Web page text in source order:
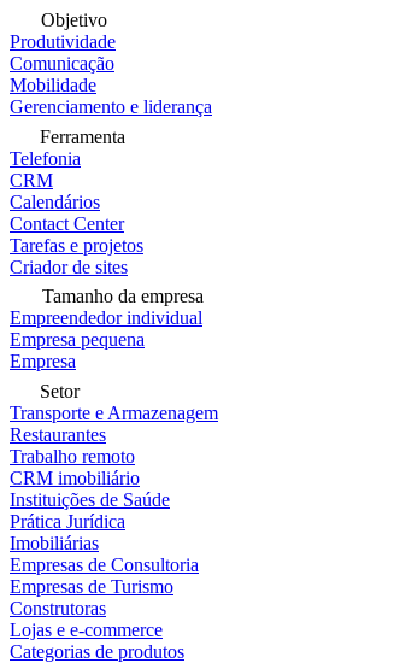
Objetivo
Produtividade
Comunicação
Mobilidade
Gerenciamento e liderança
Ferramenta
Telefonia
CRM
Calendários
Contact Center
Tarefas e projetos
Criador de sites
Tamanho da empresa
Empreendedor individual
Empresa pequena
Empresa
Setor
Transporte e Armazenagem
Restaurantes
Trabalho remoto
CRM imobiliário
Instituições de Saúde
Prática Jurídica
Imobiliárias
Empresas de Consultoria
Empresas de Turismo
Construtoras
Lojas e e-commerce
Categorias de produtos